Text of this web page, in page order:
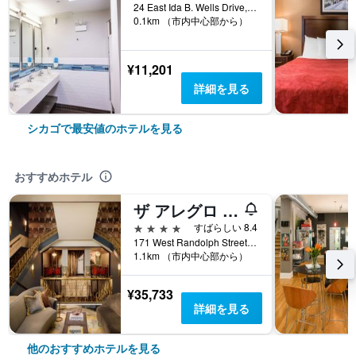
24 East Ida B. Wells Drive, シカゴ, IL, アメリカ合衆国
0.1km （市内中心部から）
¥11,201
詳細を見る
シカゴで最安値のホテルを見る
おすすめホテル
ザ アレグロ ロイヤル ソネスタ ホテル シカゴ ループ
4つ星
すばらしい 8.4
171 West Randolph Street, シカゴ, IL, アメリカ合衆国
1.1km （市内中心部から）
¥35,733
詳細を見る
他のおすすめホテルを見る